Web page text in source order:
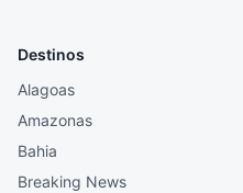
Destinos
Alagoas
Amazonas
Bahia
Breaking News